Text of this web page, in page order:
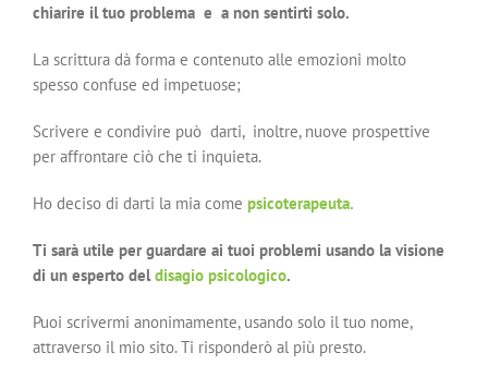
chiarire il tuo problema e a non sentirti solo.
La scrittura dà forma e contenuto alle emozioni molto
spesso confuse ed impetuose;
Scrivere e condivire può darti, inoltre, nuove prospettive
per affrontare ciò che ti inquieta.
Ho deciso di darti la mia come psicoterapeuta.
Ti sarà utile per guardare ai tuoi problemi usando la visione
di un esperto deldisagio psicologico.
Puoi scrivermi anonimamente, usando solo il tuo nome,
attraverso il mio sito. Ti risponderò al più presto.